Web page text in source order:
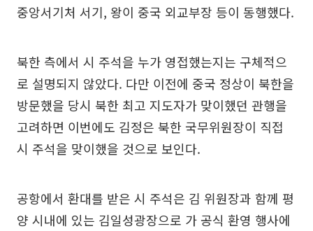
중앙서기처 서기, 왕이 중국 외교부장 등이 동행했다.
북한 측에서 시 주석을 누가 영접했는지는 구체적으
로 설명되지 않았다. 다만 이전에 중국 정상이 북한을
방문했을 당시 북한 최고 지도자가 맞이했던 관행을
고려하면 이번에도 김정은 북한 국무위원장이 직접
시 주석을 맞이했을 것으로 보인다.
공항에서 환대를 받은 시 주석은 김 위원장과 함께 평
양 시내에 있는 김일성광장으로 가 공식 환영 행사에